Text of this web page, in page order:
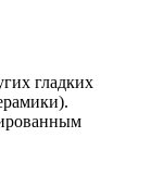
гладких